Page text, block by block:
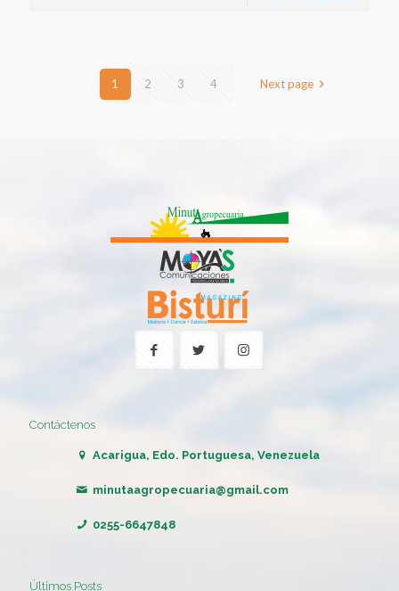
1 2 3 4 Next page
Contáctenos
Acarigua, Edo. Portuguesa, Venezuela
minutaagropecuaria@gmail.com
0255-6647848
Últimos Posts